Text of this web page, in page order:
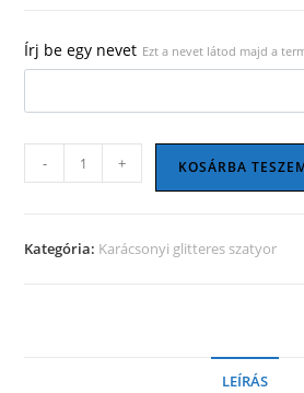
Írj be egy nevet Ezt a nevet látod majd a
Karácsonyi
szatyor
mennyiség
- + KOSÁRBA
Kategória: Karácsonyi glitteres szatyor
LEÍRÁS